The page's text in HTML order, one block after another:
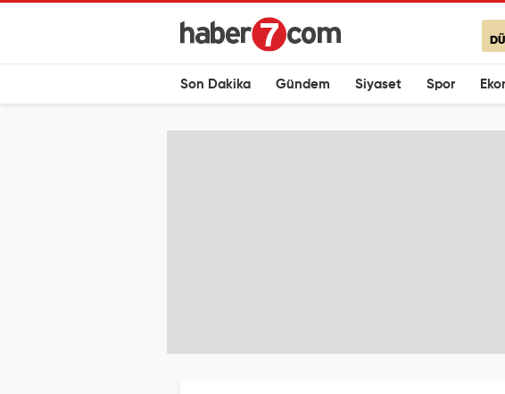
Son Dakika Gündem Siyaset Spor